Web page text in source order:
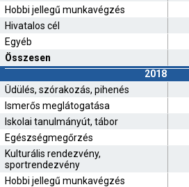
Hobbi jellegű munkavégzés
Hivatalos cél
Egyéb
Összesen
2018
Üdülés, szórakozás, pihenés
Ismerős meglátogatása
Iskolai tanulmányút, tábor
Egészségmegőrzés
Kulturális rendezvény,
sportrendezvény
Hobbi jellegű munkavégzés